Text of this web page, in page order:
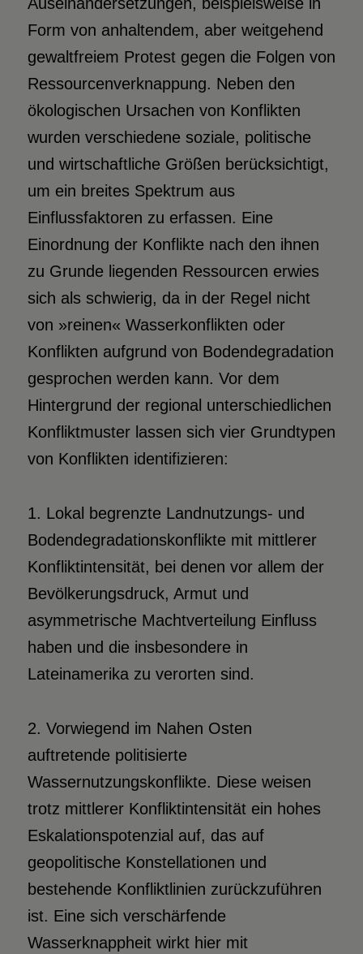
Form von anhaltendem, aber weitgehend
gewaltfreiem Protest gegen die Folgen von
Ressourcenverknappung. Neben den
ökologischen Ursachen von Konflikten
wurden verschiedene soziale, politische
und wirtschaftliche Größen berücksichtigt,
um ein breites Spektrum aus
Einflussfaktoren zu erfassen. Eine
Einordnung der Konflikte nach den ihnen
zu Grunde liegenden Ressourcen erwies
sich als schwierig, da in der Regel nicht
von »reinen« Wasserkonflikten oder
Konflikten aufgrund von Bodendegradation
gesprochen werden kann. Vor dem
Hintergrund der regional unterschiedlichen
Konfliktmuster lassen sich vier Grundtypen
von Konflikten identifizieren:
1. Lokal begrenzte Landnutzungs- und
Bodendegradationskonflikte mit mittlerer
Konfliktintensität, bei denen vor allem der
Bevölkerungsdruck, Armut und
asymmetrische Machtverteilung Einfluss
haben und die insbesondere in
Lateinamerika zu verorten sind.
2. Vorwiegend im Nahen Osten
auftretende politisierte
Wassernutzungskonflikte. Diese weisen
trotz mittlerer Konfliktintensität ein hohes
Eskalationspotenzial auf, das auf
geopolitische Konstellationen und
bestehende Konfliktlinien zurückzuführen
ist. Eine sich verschärfende
Wasserknappheit wirkt hier mit